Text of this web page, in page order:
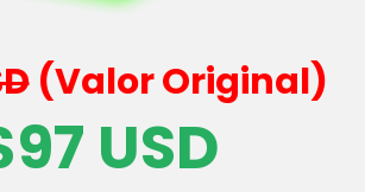
(Valor Original)
USD